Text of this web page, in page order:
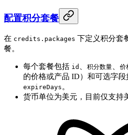
配置积分套餐
在 credits.packages 下定义积分套
餐。
每个套餐包括 id 积分数量 价
的价格或产品 ID）和可选字段
expireDays 。
货币单位为美元，目前仅支持